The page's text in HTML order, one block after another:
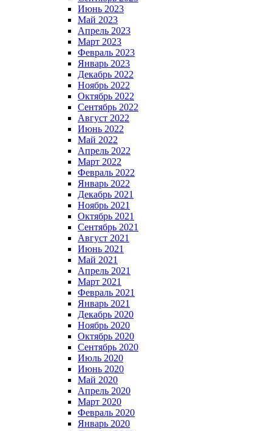
Июнь 2023
Май 2023
Апрель 2023
Март 2023
Февраль 2023
Январь 2023
Декабрь 2022
Ноябрь 2022
Октябрь 2022
Сентябрь 2022
Август 2022
Июнь 2022
Май 2022
Апрель 2022
Март 2022
Февраль 2022
Январь 2022
Декабрь 2021
Ноябрь 2021
Октябрь 2021
Сентябрь 2021
Август 2021
Июнь 2021
Май 2021
Апрель 2021
Март 2021
Февраль 2021
Январь 2021
Декабрь 2020
Ноябрь 2020
Октябрь 2020
Сентябрь 2020
Июль 2020
Июнь 2020
Май 2020
Апрель 2020
Март 2020
Февраль 2020
Январь 2020